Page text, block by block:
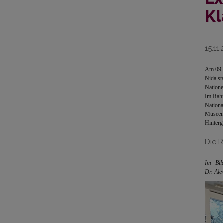
Am 09.
Nida
Im
Die
Im
Dr.